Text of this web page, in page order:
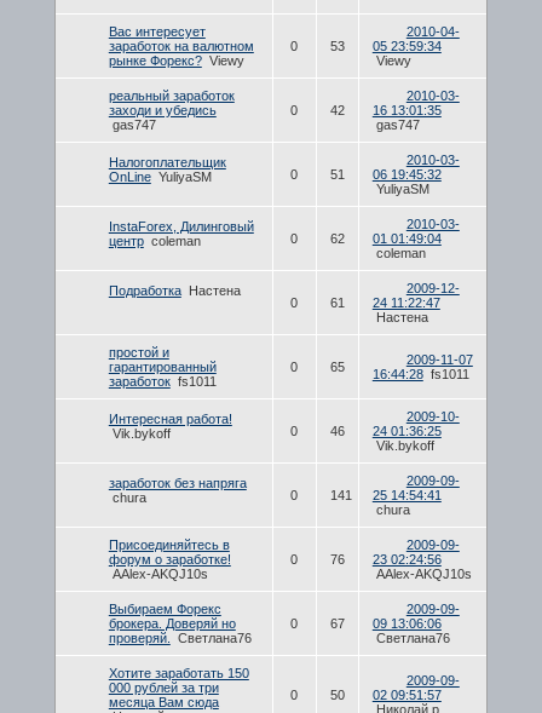
Вас интересует
заработок на валютном
рынке Форекс? Viewy
0 53
2010-04-
05 23:59:34
Viewy
реальный заработок
заходи и убедись
gas747
0 42
2010-03-
16 13:01:35
gas747
Налогоплательщик
OnLine YuliyaSM 0 51
2010-03-
06 19:45:32
YuliyaSM
InstaForex, Дилинговый
центр coleman 0 62
2010-03-
01 01:49:04
coleman
Подработка
Настена
0
61
2009-12-
24 11:22:47
Настена
простой и
гарантированный
заработок fs1011
0 65
2009-11-07
16:44:28 fs1011
Интересная работа!
Vik.bykoff
0 46
2009-10-
24 01:36:25
Vik.bykoff
заработок без напряга
chura
0 141
2009-09-
25 14:54:41
chura
Присоединяйтесь в
форум о заработке!
AAlex-AKQJ10s
0 76
2009-09-
23 02:24:56
AAlex-AKQJ10s
Выбираем Форекс
брокера. Доверяй но
проверяй.
Светлана76
0 67
2009-09-
09 13:06:06
Светлана76
Хотите заработать 150
000 рублей за три
месяца Вам сюда
0 50
2009-09-
02 09:51:57
Николай p